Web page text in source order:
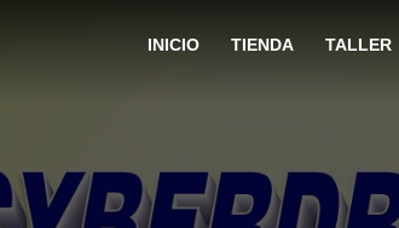
INICIO TIENDA TALLER